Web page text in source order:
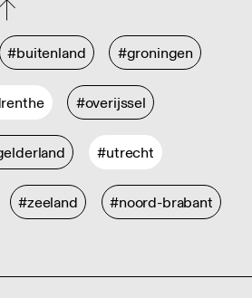
#buitenland #groningen
#overijssel
#utrecht
#zeeland #noord-brabant